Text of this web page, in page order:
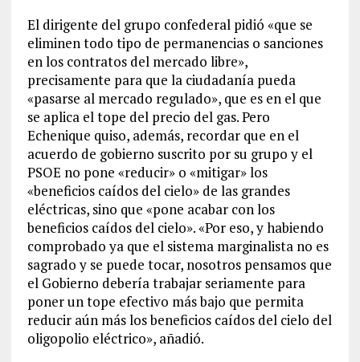
El dirigente del grupo confederal pidió «que se
eliminen todo tipo de permanencias o sanciones
en los contratos del mercado libre»,
precisamente para que la ciudadanía pueda
«pasarse al mercado regulado», que es en el que
se aplica el tope del precio del gas. Pero
Echenique quiso, además, recordar que en el
acuerdo de gobierno suscrito por su grupo y el
PSOE no pone «reducir» o «mitigar» los
«beneficios caídos del cielo» de las grandes
eléctricas, sino que «pone acabar con los
beneficios caídos del cielo». «Por eso, y habiendo
comprobado ya que el sistema marginalista no es
sagrado y se puede tocar, nosotros pensamos que
el Gobierno debería trabajar seriamente para
poner un tope efectivo más bajo que permita
reducir aún más los beneficios caídos del cielo del
oligopolio eléctrico», añadió.